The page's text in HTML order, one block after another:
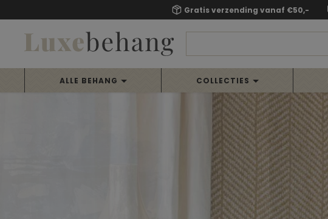
Gratis verzending vanaf €50,-
ALLE BEHANG COLLECTIES